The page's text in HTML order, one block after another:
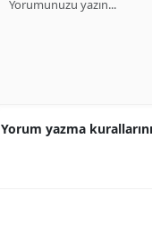
Yorum yazma kurallarını